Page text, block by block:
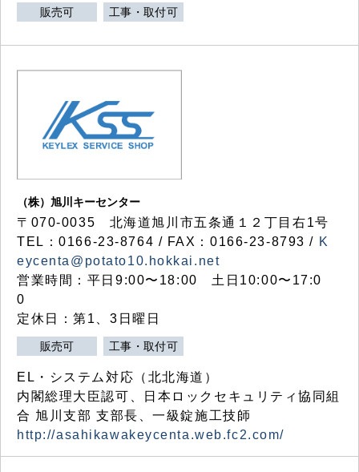
販売可 工事・取付可
（株）旭川キーセンター
〒070-0035 北海道旭川市五条通１２丁目右1号
TEL：0166-23-8764 / FAX：0166-23-8793 / K
eycenta@potato10.hokkai.net
営業時間：平日9:00〜18:00 土日10:00〜17:0
0
定休日：第1、3日曜日
販売可 工事・取付可
EL・システム対応（北北海道）
内閣総理大臣認可、日本ロックセキュリティ協同組
合 旭川支部 支部長、一級錠施工技師
http://asahikawakeycenta.web.fc2.com/